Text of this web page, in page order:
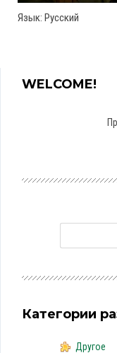
Язык: Русский
WELCOME!
Категории
Другое